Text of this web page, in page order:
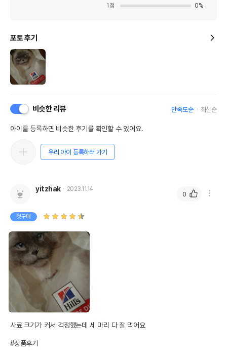
1 점 0%
포토 후기
비슷한 리뷰 만족도순 최신순
아이를 등록하면 비슷한 후기를 확인할 수 있어요.
우리 아이 등록하러 가기
yitzhak 2023.11.14
첫구매
사료 크기가 커서 걱정했는데 세 마리 다 잘 먹어요
#상품후기
0